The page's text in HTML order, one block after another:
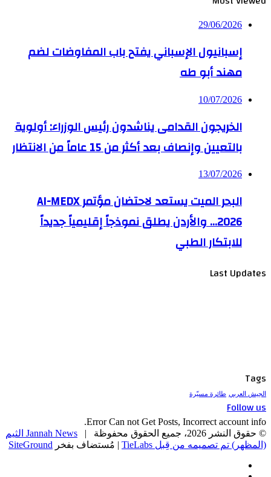
29/06/2026
إسبانيول الإسباني يفتح باب المفاوضات لضم
مهند أبو طه
10/07/2026
الخريجون القدامى يناشدون رئيس الوزراء: أولوية
بالتعيين وإنصاف بعد أكثر من 15 عاماً من الانتظار
13/07/2026
البحر الميت يستعد لاحتضان مؤتمر AI-MEDX
2026… والأردن يطلق نموذجاً إقليمياً جديداً
للابتكار الطبي
Last Updates
Tags
الجيش العربي طائرة مسيّرة
Follow us
Error Can not Get Posts, Incorrect account info.
© حقوق النشر 2026، جميع الحقوق محفوظة |
Jannah News الثيم
(المظهر) تم تصميمه من قِبل TieLabs
| مُستضاف بفخر SiteGround